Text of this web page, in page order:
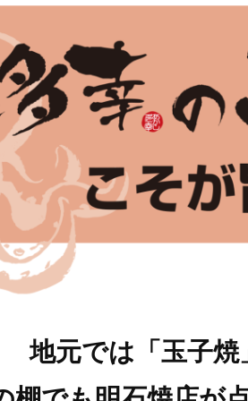
地元では 「玉子